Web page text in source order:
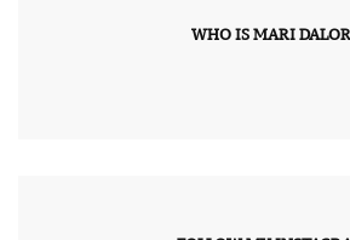
WHO IS MARI DALOR